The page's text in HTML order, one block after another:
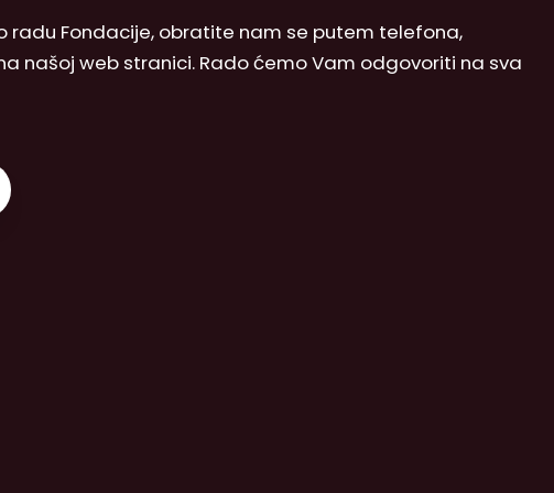
radu Fondacije, obratite nam se putem telefona,
našoj web stranici. Rado ćemo Vam odgovoriti na sva